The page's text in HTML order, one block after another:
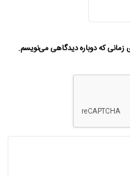
زمانی که دوباره دیدگاهی می‌نویسم.